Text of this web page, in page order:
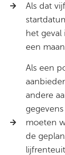
Als dat
het geval
een
Als een
andere
moeten
de